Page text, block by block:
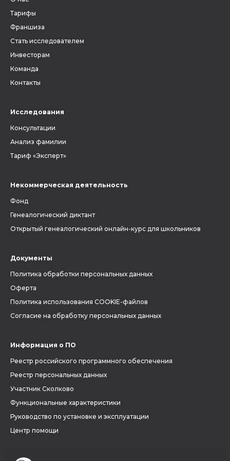
Тарифы
Франшиза
Стать исследователем
Инвесторам
Команда
Контакты
Исследования
Консультации
Анализ фамилии
Тариф «Эксперт»
Некоммерческая деятельность
Фонд
Генеалогический диктант
Открытый генеалогический онлайн-курс для школьников
Документы
Политика обработки персональных данных
Оферта
Политика использования COOKIE-файлов
Согласие на обработку персональных данных
Информация о ПО
Реестр российского программного обеспечения
Реестр персональных данных
Участник Сколково
Функциональные характеристики
Руководство по установке и эксплуатации
Центр помощи